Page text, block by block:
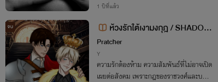
1 ปีที่แล้ว
จบ
ห้วงรักใต้เงามงกุฎ / SHADOW
OF THE CROWN
Pratcher
Y
ความรักต้องห้าม ความสัมพันธ์ที่ไม่อาจเปิด
เผยต่อสังคม เพราะกฎของราชวงศ์และบทบ